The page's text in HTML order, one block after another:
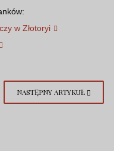
w Złotoryi
NASTĘPNY ARTYKUŁ